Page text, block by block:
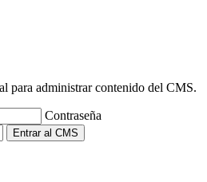
para administrar contenido del CMS.
Contraseña
Entrar al CMS